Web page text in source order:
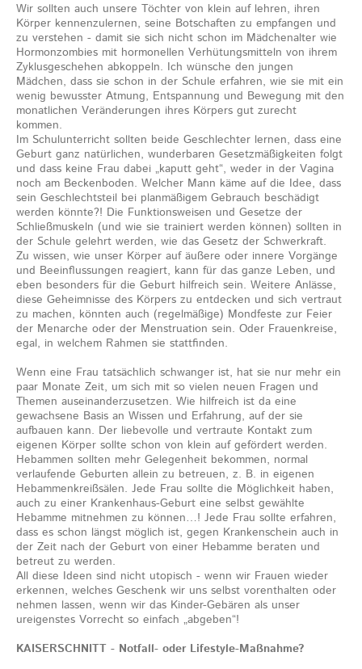
Wir sollten auch unsere Töchter von klein auf lehren, ihren
Körper kennenzulernen, seine Botschaften zu empfangen und
zu verstehen - damit sie sich nicht schon im Mädchenalter wie
Hormonzombies mit hormonellen Verhütungsmitteln von ihrem
Zyklusgeschehen abkoppeln. Ich wünsche den jungen
Mädchen, dass sie schon in der Schule erfahren, wie sie mit ein
wenig bewusster Atmung, Entspannung und Bewegung mit den
monatlichen Veränderungen ihres Körpers gut zurecht
kommen.
Im Schulunterricht sollten beide Geschlechter lernen, dass eine
Geburt ganz natürlichen, wunderbaren Gesetzmäßigkeiten folgt
und dass keine Frau dabei „kaputt geht“, weder in der Vagina
noch am Beckenboden. Welcher Mann käme auf die Idee, dass
sein Geschlechtsteil bei planmäßigem Gebrauch beschädigt
werden könnte?! Die Funktionsweisen und Gesetze der
Schließmuskeln (und wie sie trainiert werden können) sollten in
der Schule gelehrt werden, wie das Gesetz der Schwerkraft.
Zu wissen, wie unser Körper auf äußere oder innere Vorgänge
und Beeinflussungen reagiert, kann für das ganze Leben, und
eben besonders für die Geburt hilfreich sein. Weitere Anlässe,
diese Geheimnisse des Körpers zu entdecken und sich vertraut
zu machen, könnten auch (regelmäßige) Mondfeste zur Feier
der Menarche oder der Menstruation sein. Oder Frauenkreise,
egal, in welchem Rahmen sie stattfinden.
Wenn eine Frau tatsächlich schwanger ist, hat sie nur mehr ein
paar Monate Zeit, um sich mit so vielen neuen Fragen und
Themen auseinanderzusetzen. Wie hilfreich ist da eine
gewachsene Basis an Wissen und Erfahrung, auf der sie
aufbauen kann. Der liebevolle und vertraute Kontakt zum
eigenen Körper sollte schon von klein auf gefördert werden.
Hebammen sollten mehr Gelegenheit bekommen, normal
verlaufende Geburten allein zu betreuen, z. B. in eigenen
Hebammenkreißsälen. Jede Frau sollte die Möglichkeit haben,
auch zu einer Krankenhaus-Geburt eine selbst gewählte
Hebamme mitnehmen zu können…! Jede Frau sollte erfahren,
dass es schon längst möglich ist, gegen Krankenschein auch in
der Zeit nach der Geburt von einer Hebamme beraten und
betreut zu werden.
All diese Ideen sind nicht utopisch - wenn wir Frauen wieder
erkennen, welches Geschenk wir uns selbst vorenthalten oder
nehmen lassen, wenn wir das Kinder-Gebären als unser
ureigenstes Vorrecht so einfach „abgeben“!
KAISERSCHNITT - Notfall- oder Lifestyle-Maßnahme?